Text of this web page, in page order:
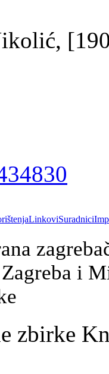
LinkoviSuradnici
i
zbirke